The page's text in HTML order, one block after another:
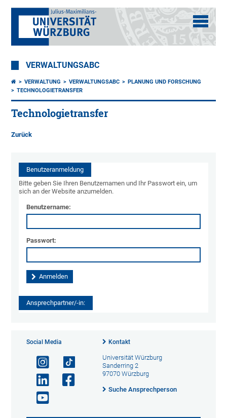
VERWALTUNGSABC
VERWALTUNG VERWALTUNGSABC
PLANUNG UND FORSCHUNG
TECHNOLOGIETRANSFER
Technologietransfer
Zurück
Benutzeranmeldung
Bitte geben Sie Ihren Benutzernamen und Ihr Passwort ein, um
sich an der Website anzumelden.
Benutzername:
Passwort:
Ansprechpartner/-in:
Social Media Kontakt
Universität Würzburg
Sanderring 2
97070 Würzburg
Suche Ansprechperson